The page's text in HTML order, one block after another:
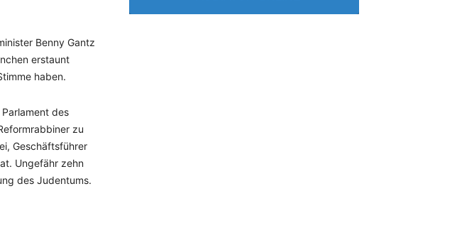
Benny Gantz
erstaunt
haben.
des
zu
Geschäftsführer
Ungefähr zehn
des Judentums.